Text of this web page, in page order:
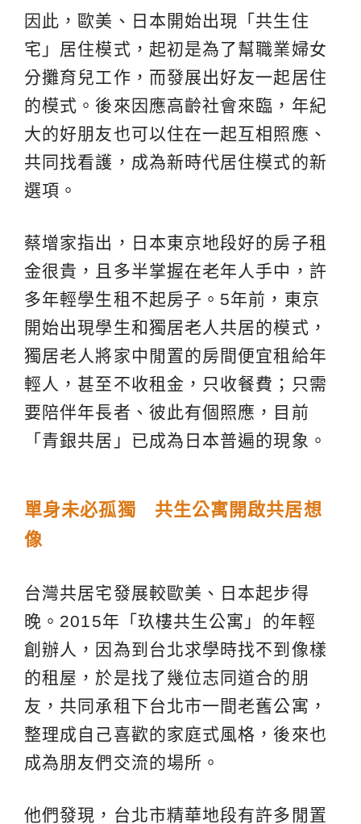
因此，歐美、日本開始出現「共生住
宅」居住模式，起初是為了幫職業婦女
分攤育兒工作，而發展出好友一起居住
的模式。後來因應高齡社會來臨，年紀
大的好朋友也可以住在一起互相照應、
共同找看護，成為新時代居住模式的新
選項。
蔡增家指出，日本東京地段好的房子租
金很貴，且多半掌握在老年人手中，許
多年輕學生租不起房子。5年前，東京
開始出現學生和獨居老人共居的模式，
獨居老人將家中閒置的房間便宜租給年
輕人，甚至不收租金，只收餐費；只需
要陪伴年長者、彼此有個照應，目前
「青銀共居」已成為日本普遍的現象。
單身未必孤獨 共生公寓開啟共居想
像
台灣共居宅發展較歐美、日本起步得
晚。2015年「玖樓共生公寓」的年輕
創辦人，因為到台北求學時找不到像樣
的租屋，於是找了幾位志同道合的朋
友，共同承租下台北市一間老舊公寓，
整理成自己喜歡的家庭式風格，後來也
成為朋友們交流的場所。
他們發現，台北市精華地段有許多閒置